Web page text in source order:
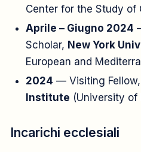
Center for the Study of
Aprile – Giugno 2024
Scholar, New York
European and
2024 — Visiting Fellow,
Institute (University of
Incarichi ecclesiali